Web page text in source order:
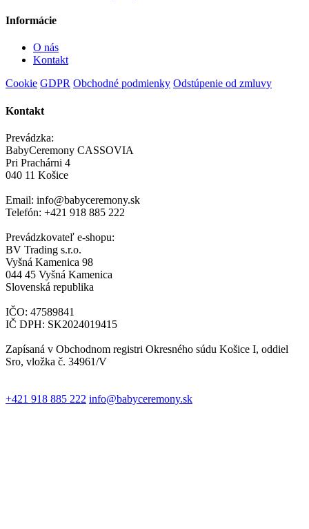
Informácie
O nás
Kontakt
Cookie GDPR Obchodné podmienky Odstúpenie od zmluvy
Kontakt
Prevádzka:
BabyCeremony CASSOVIA
Pri Prachárni 4
040 11 Košice
Email: info@babyceremony.sk
Telefón: +421 918 885 222
Prevádzkovateľ e-shopu:
BV Trading s.r.o.
Vyšná Kamenica 98
044 45 Vyšná Kamenica
Slovenská republika
IČO: 47589841
IČ DPH: SK2024019415
Zapísaná v Obchodnom registri Okresného súdu Košice I, oddiel
Sro, vložka č. 34961/V
+421 918 885 222 info@babyceremony.sk